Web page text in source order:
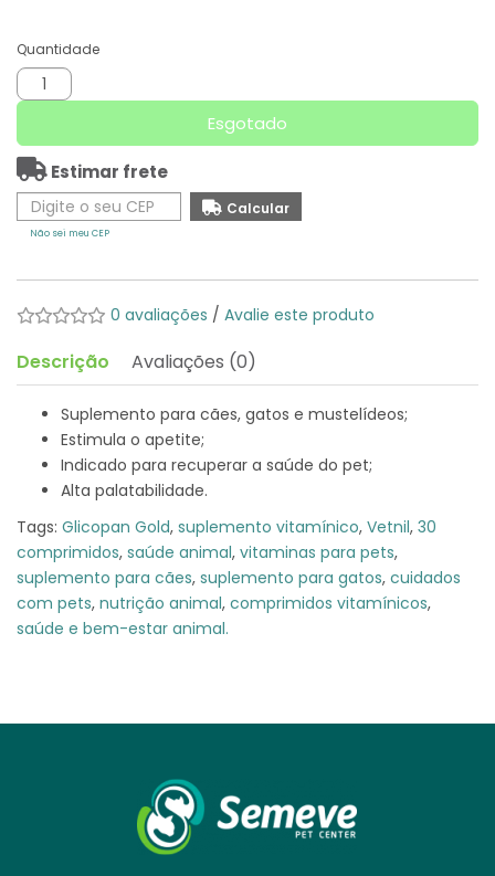
Quantidade
Esgotado
Estimar frete
Não sei meu CEP
0 avaliações / Avalie este produto
Descrição Avaliações (0)
Suplemento para cães, gatos e mustelídeos;
Estimula o apetite;
Indicado para recuperar a saúde do pet;
Alta palatabilidade.
Tags: Glicopan Gold, suplemento vitamínico, Vetnil, 30
comprimidos, saúde animal, vitaminas para pets,
suplemento para cães, suplemento para gatos, cuidados
com pets, nutrição animal, comprimidos vitamínicos,
saúde e bem-estar animal.